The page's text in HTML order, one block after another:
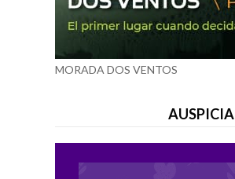
MORADA DOS VENTOS
AUSPICIA